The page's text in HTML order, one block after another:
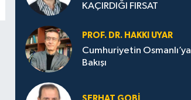
KAÇIRDIĞI FIRSAT
PROF. DR. HAKKI UYAR
Cumhuriyetin Osmanlı’ya
Bakışı